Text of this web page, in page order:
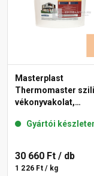
Masterplast
Thermomaster
vékonyvakolat,
04-C 25 kg
Gyártói
30 660 Ft / db
1 226 Ft / kg